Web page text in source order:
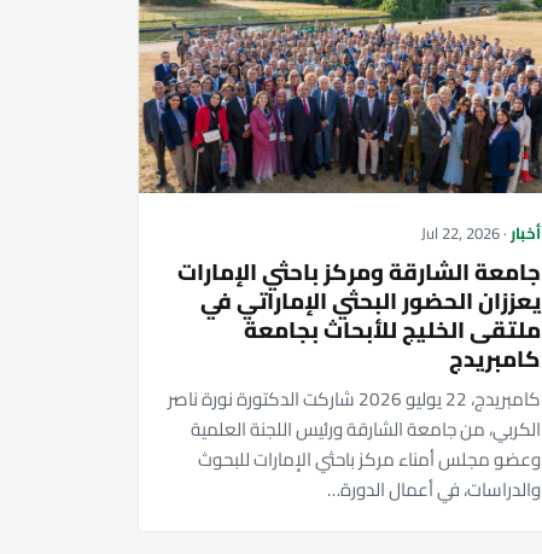
أخبار· Jul 22, 2026
جامعة الشارقة ومركز باحثي الإمارات
يعززان الحضور البحثي الإماراتي في
ملتقى الخليج للأبحاث بجامعة
كامبريدج
كامبريدج، 22 يوليو 2026 شاركت الدكتورة نورة ناصر
الكربي، من جامعة الشارقة ورئيس اللجنة العلمية
وعضو مجلس أمناء مركز باحثي الإمارات للبحوث
والدراسات، في أعمال الدورة…